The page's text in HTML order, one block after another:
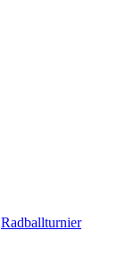
Radballturnier